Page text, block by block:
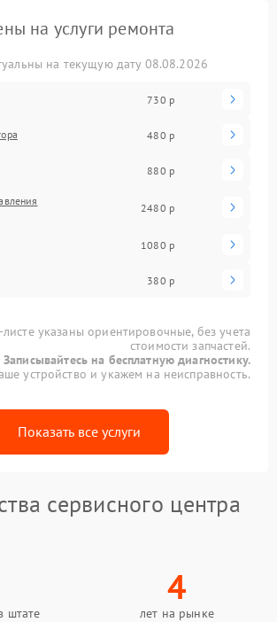
на услуги ремонта
на текущую дату 08.08.2026
730 р
480 р
880 р
2480 р
1080 р
380 р
указаны ориентировочные, без учета
стоимости запчастей.
Записывайтесь на бесплатную диагностику.
устройство и укажем на неисправность.
Показать все услуги
сервисного центра
штате
4
лет на рынке